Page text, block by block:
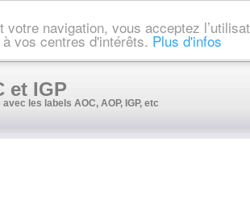
votre navigation, vous acceptez
vos centres d'intérêts. Plus d'infos
et IGP
avec les labels AOC, AOP, IGP, etc